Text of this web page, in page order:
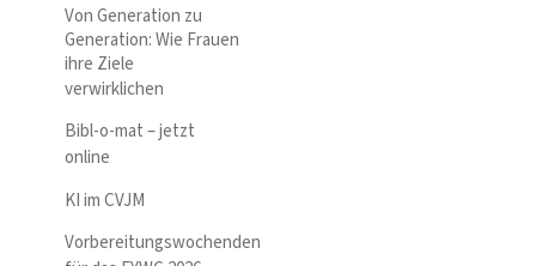
Von Generation zu
Generation: Wie Frauen
ihre Ziele
verwirklichen
Bibl-o-mat – jetzt
online
KI im CVJM
Vorbereitungswochenden